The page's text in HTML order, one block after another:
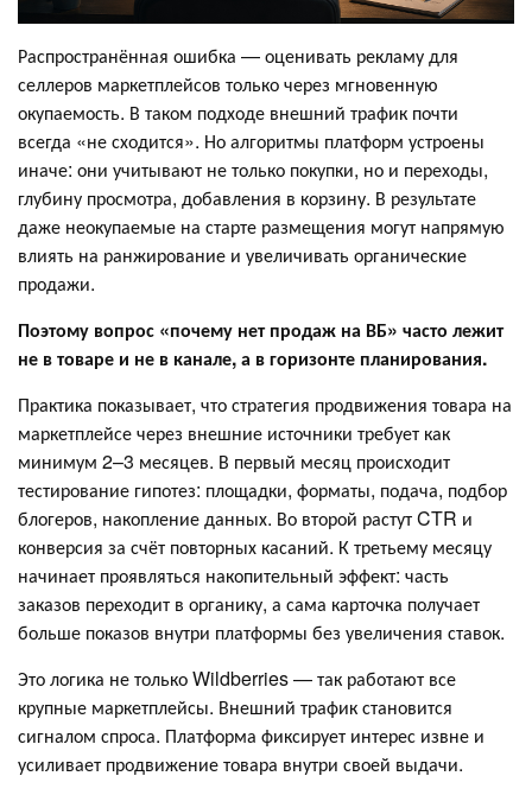
Распространённая ошибка — оценивать рекламу для
селлеров маркетплейсов только через мгновенную
окупаемость. В таком подходе внешний трафик почти
всегда «не сходится». Но алгоритмы платформ устроены
иначе: они учитывают не только покупки, но и переходы,
глубину просмотра, добавления в корзину. В результате
даже неокупаемые на старте размещения могут напрямую
влиять на ранжирование и увеличивать органические
продажи.
Поэтому вопрос «почему нет продаж на ВБ» часто лежит
не в товаре и не в канале, а в горизонте планирования.
Практика показывает, что стратегия продвижения товара на
маркетплейсе через внешние источники требует как
минимум 2–3 месяцев. В первый месяц происходит
тестирование гипотез: площадки, форматы, подача, подбор
блогеров, накопление данных. Во второй растут CTR и
конверсия за счёт повторных касаний. К третьему месяцу
начинает проявляться накопительный эффект: часть
заказов переходит в органику, а сама карточка получает
больше показов внутри платформы без увеличения ставок.
Это логика не только Wildberries — так работают все
крупные маркетплейсы. Внешний трафик становится
сигналом спроса. Платформа фиксирует интерес извне и
усиливает продвижение товара внутри своей выдачи.